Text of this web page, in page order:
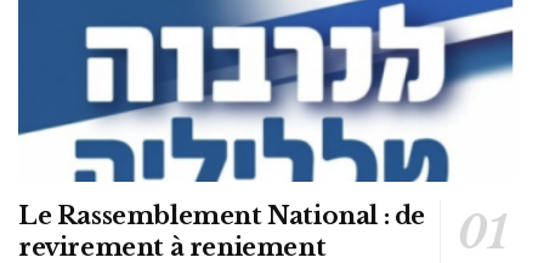
Le Rassemblement National : de
revirement à reniement